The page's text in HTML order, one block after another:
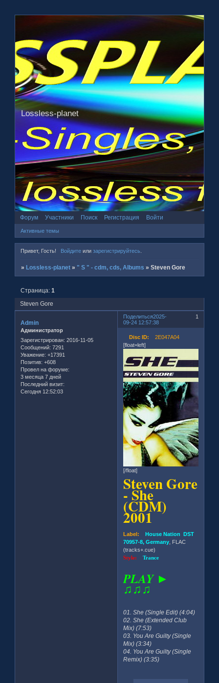
Lossless-planet
Форум Участники Поиск Регистрация Войти
Активные темы
Привет, Гость! Войдитеили зарегистрируйтесь.
» Lossless-planet » " S " - cdm, cds, Albums »Steven Gore
Steven Gore
Страница:1
Поделиться 1
2025-
09-24 12:57:38
Admin
Администратор
Зарегистрирован: 2016-11-05
Сообщений: 7291
Уважение: +17391
Позитив: +608
Провел на форуме:
3 месяца 7 дней
Последний визит:
Сегодня 12:52:03
Disc ID: 2E047A04
[float=left]
[/float]
Steven Gore
- She
(CDM)
2001
Label: House Nation DST
70957-8, Germany , FLAC
(tracks+.cue)
Style:Trance
PLAY ►
♫♫♫
01. She (Single Edit) (4:04)
02. She (Extended Club
Mix) (7:53)
03. You Are Guilty (Single
Mix) (3:34)
04. You Are Guilty (Single
Remix) (3:35)